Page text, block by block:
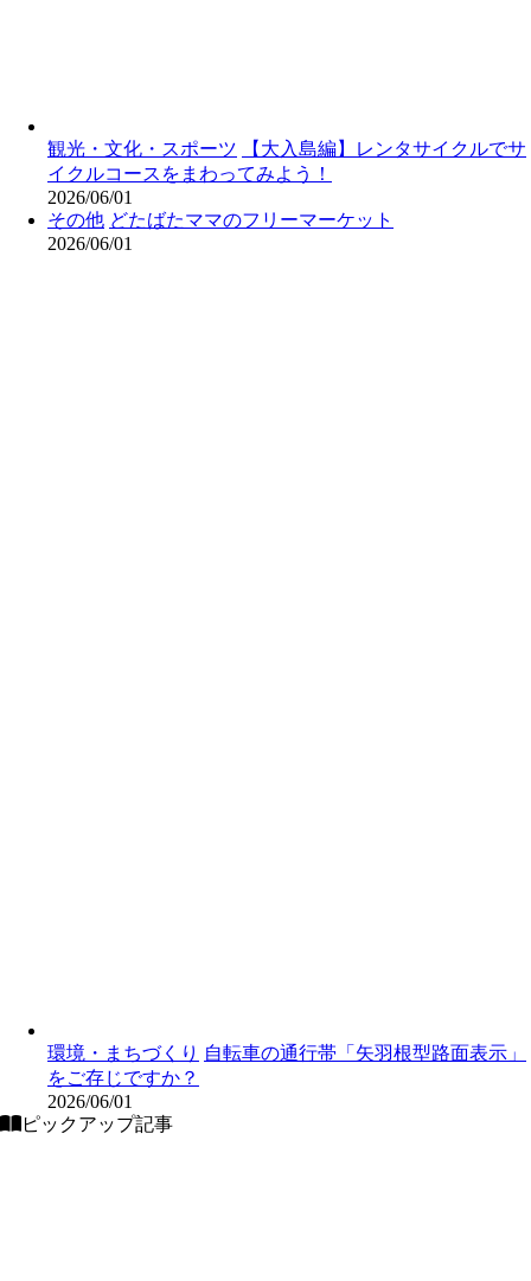
観光・文化・スポーツ
【大入島編】レンタサイクルでサ
イクルコースをまわってみよう！
2026/06/01
その他 どたばたママのフリーマーケット
2026/06/01
環境・まちづくり 自転車の通行帯「矢羽根型路面表示」
をご存じですか？
2026/06/01
ピックアップ記事